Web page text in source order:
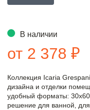
В наличии
от 2 378 ₽
Коллекция Icaria
дизайна и отделки
удобный форматы:
решение для ванной,